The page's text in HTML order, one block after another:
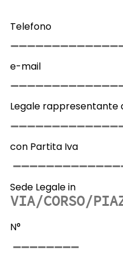
Telefono
e-mail
Legale rappresentante
con Partita Iva
Sede Legale in
N°